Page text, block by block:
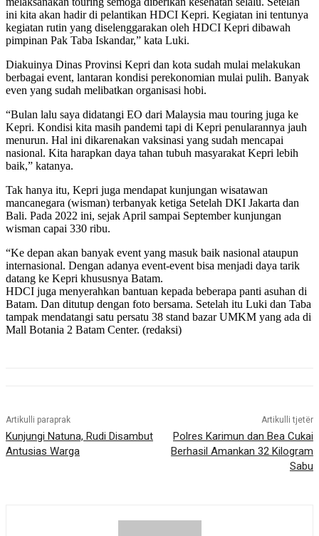
ini kita akan hadir di pelantikan HDCI Kepri. Kegiatan ini tentunya
kegiatan rutin yang diselenggarakan oleh HDCI Kepri dibawah
pimpinan Pak Taba Iskandar,” kata Luki.
Diakuinya Dinas Provinsi Kepri dan kota sudah mulai melakukan
berbagai event, lantaran kondisi perekonomian mulai pulih. Banyak
even yang sudah melibatkan organisasi hobi.
“Bulan lalu saya didatangi EO dari Malaysia mau touring juga ke
Kepri. Kondisi kita masih pandemi tapi di Kepri penularannya jauh
menurun. Hal ini dikarenakan vaksinasi yang sudah mencapai
nasional. Kita harapkan daya tahan tubuh masyarakat Kepri lebih
baik,” katanya.
Tak hanya itu, Kepri juga mendapat kunjungan wisatawan
mancanegara (wisman) terbanyak ketiga Setelah DKI Jakarta dan
Bali. Pada 2022 ini, sejak April sampai September kunjungan
wisman capai 330 ribu.
“Ke depan akan banyak event yang masuk baik nasional ataupun
internasional. Dengan adanya event-event bisa menjadi daya tarik
datang ke Kepri khususnya Batam.
HDCI juga menyerahkan bantuan kepada beberapa panti asuhan di
Batam. Dan ditutup dengan foto bersama. Setelah itu Luki dan Taba
tampak mendatangi satu persatu 38 stand bazar UMKM yang ada di
Mall Botania 2 Batam Center. (redaksi)
Artikulli paraprak
Kunjungi Natuna, Rudi Disambut
Antusias Warga
Artikulli tjetër
Polres Karimun dan Bea Cukai
Berhasil Amankan 32 Kilogram
Sabu